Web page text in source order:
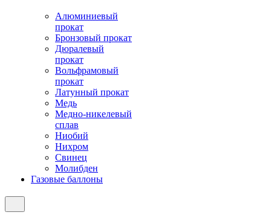
Алюминиевый
прокат
Бронзовый прокат
Дюралевый
прокат
Вольфрамовый
прокат
Латунный прокат
Медь
Медно-никелевый
сплав
Ниобий
Нихром
Свинец
Молибден
Газовые баллоны